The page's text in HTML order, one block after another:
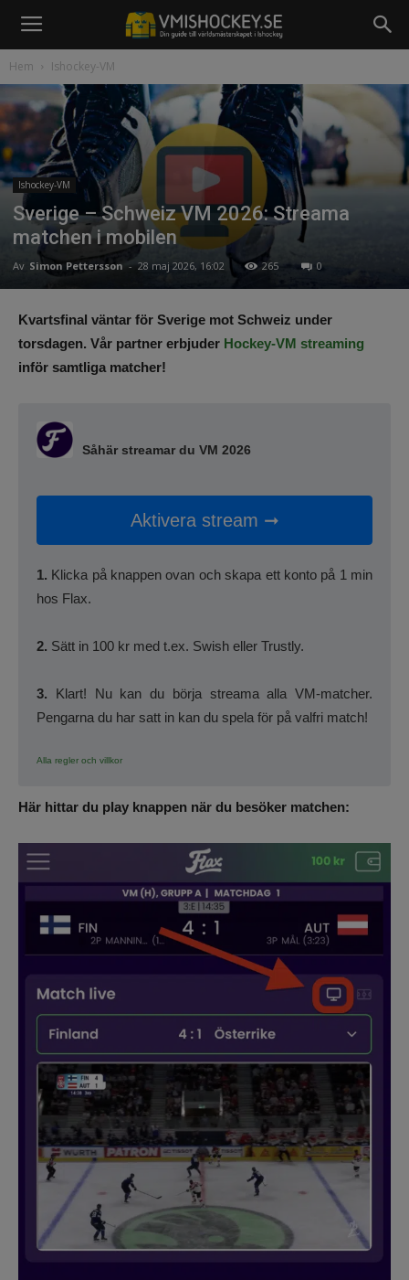
Hem Ishockey-VM
Ishockey-VM
Sverige – Schweiz VM 2026: Streama
matchen i mobilen
Av Simon Pettersson - 28 maj 2026, 16:02 265 0
Kvartsfinal väntar för Sverige mot Schweiz under
torsdagen. Vår partner erbjuder Hockey-VM streaming
inför samtliga matcher!
Såhär streamar du VM 2026
Aktivera stream ➞
1. Klicka på knappen ovan och skapa ett konto på 1 min
hos Flax.
2. Sätt in 100 kr med t.ex. Swish eller Trustly.
3. Klart! Nu kan du börja streama alla VM-matcher.
Pengarna du har satt in kan du spela för på valfri match!
Alla regler och villkor
Här hittar du play knappen när du besöker matchen: